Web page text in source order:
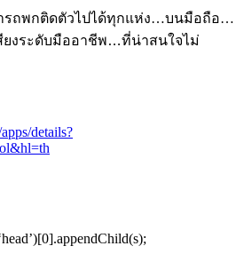
รถพกติดตัวไปได้ทุกแห่ง…บนมือถือ…
ยงระดับมืออาชีพ…ที่น่าสนใจไม่
details?